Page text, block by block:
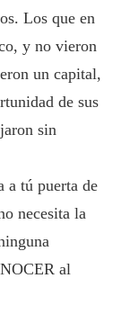
Los que en
y no vieron
un capital,
de sus
sin
a tú puerta de
necesita la
al